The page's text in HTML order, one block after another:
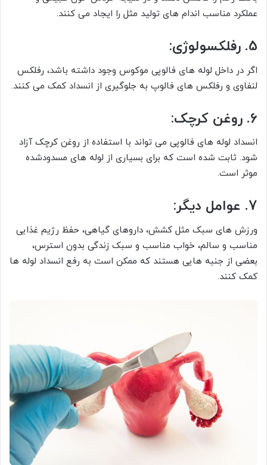
عملکرد مناسب اندام های تولید مثل را ایجاد می کنند.
5. رفلکسولوژی:
اگر در داخل لوله های فالوپی موکوس وجود داشته باشد، رفلکس
لنفاوی و رفلکس های فالوپ به جلوگیری از انسداد کمک می کنند.
6. روغن کرچک:
انسداد لوله های فالوپی می تواند با استفاده از روغن کرچک آزاد
شود. ثابت شده است که برای بسیاری از لوله های مسدودشده
موثر است.
7. عوامل دیگر:
ورزش های سبک مثل کشش، داروهای گیاهی، حفظ رژیم غذایی
مناسب و سالم، خواب مناسب و سبک زندگی بدون استرس،
بعضی از جنبه هایی هستند که ممکن است به رفع انسداد لوله ها
کمک کنند.